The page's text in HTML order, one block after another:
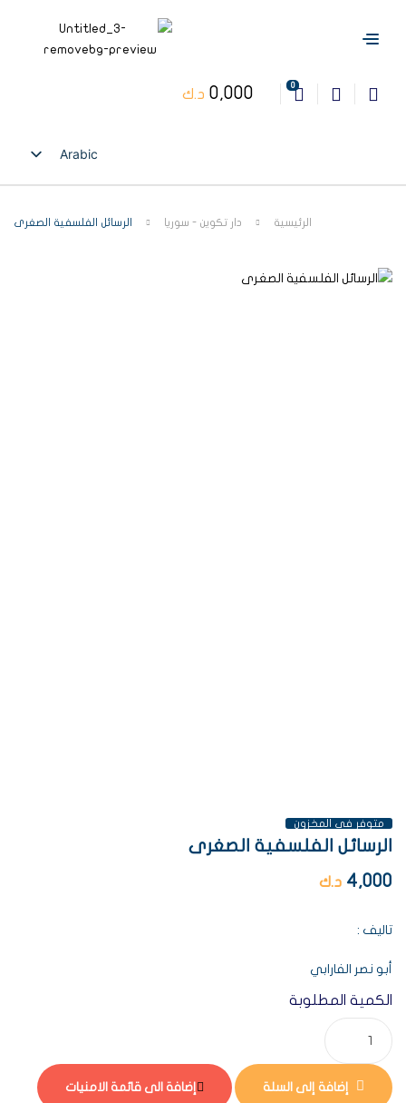
0
0,000 د.ك
Arabic
English
الرئيسية دار تكوين - سوريا الرسائل الفلسفية الصغرى
متوفر فى المخزون
الرسائل الفلسفية الصغرى
4,000 د.ك
تاليف :
أبو نصر الفارابي
الكمية المطلوبة
إضافة إلى السلة إضافة الى قائمة الامنيات